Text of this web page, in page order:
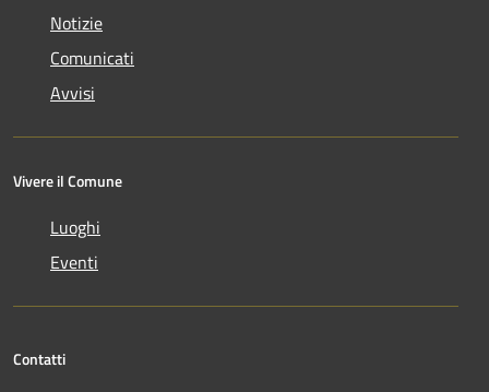
Notizie
Comunicati
Avvisi
Vivere il Comune
Luoghi
Eventi
Contatti